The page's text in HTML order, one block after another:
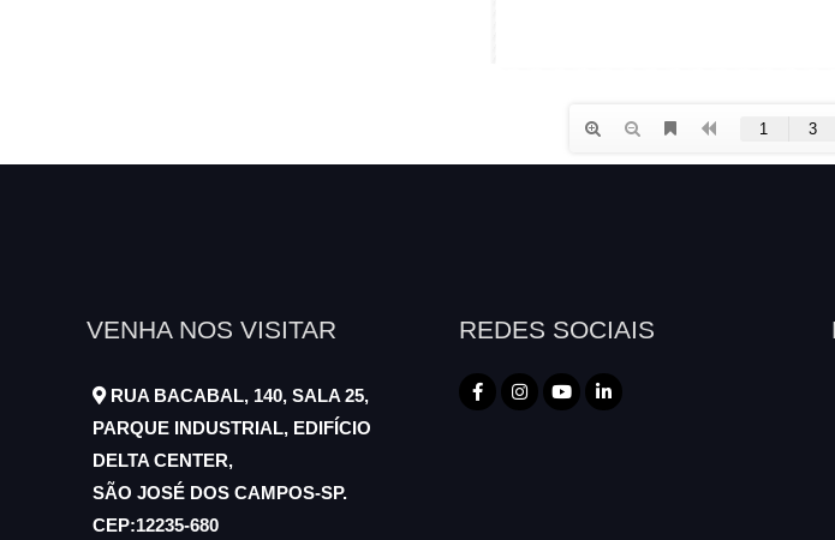
VENHA NOS VISITAR
RUA BACABAL, 140, SALA 25,
PARQUE INDUSTRIAL, EDIFÍCIO
DELTA CENTER,
SÃO JOSÉ DOS CAMPOS-SP.
CEP:12235-680
REDES SOCIAIS